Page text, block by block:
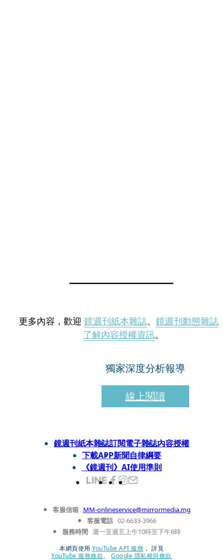
更多內容，歡迎 鏡週刊紙本雜誌、 鏡週刊動態雜誌
了解內容授權資訊。
獨家深度分析報導
線上閱讀
鏡週刊紙本雜誌訂閱電子雜誌內容授權
下載APP新聞自律綱要
《鏡週刊》AI使用準則
客服信箱 MM-onlineservice@mirrormedia.mg
客服電話 02-6633-3966
服務時間 週一至週五上午10時至下午6時
本網頁使用 YouTube API 服務 ， 詳見
YouTube 服務條款、
Google 隱私權與條款